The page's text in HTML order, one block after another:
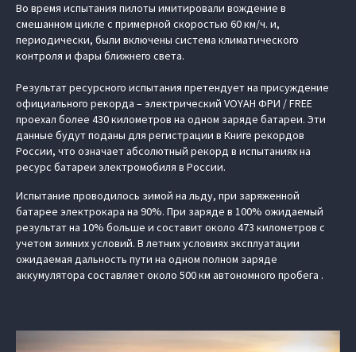
Во время испытания пилоты имитировали вождение в
смешанном цикле с примерной скоростью 60 км/ч. и,
периодически, были включены система климатического
контроля и фары ближнего света.
Результат ресурсного испытания претендует на присуждение
официального рекорда – электрический VOYAH ФРИ / FREE
проехал более 430 километров на одном заряде батареи. Эти
данные будут поданы для регистрации в Книге рекордов
России, что означает абсолютный рекорд в испытаниях на
ресурс батареи электромобиля в России.
Испытание проводилось зимой на льду, при заряженной
батарее электрокара на 90%. При заряде в 100% ожидаемый
результат на 10% больше и составит около 473 километров с
учетом зимних условий. В летних условиях эксплуатации
ожидаемая дальность пути на одном полном заряде
аккумулятора составляет около 500 км автономного пробега .